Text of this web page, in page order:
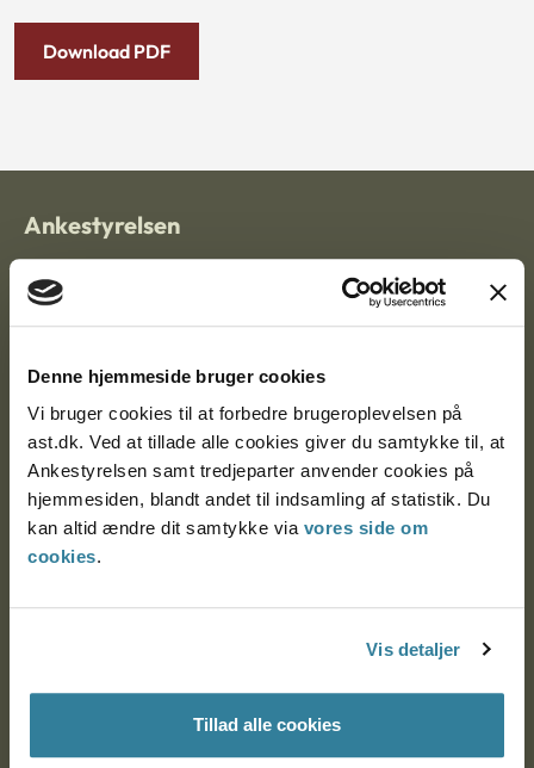
Denne hjemmeside bruger cookies
Vi bruger cookies til at forbedre brugeroplevelsen på
ast.dk. Ved at tillade alle cookies giver du samtykke til, at
Ankestyrelsen samt tredjeparter anvender cookies på
hjemmesiden, blandt andet til indsamling af statistik. Du
kan altid ændre dit samtykke via vores side om
cookies.
Vis detaljer
Tillad alle cookies
Download PDF
Ankestyrelsen
Nytorv 7, 2. sal
Ankestyrelsen Aalborg
Ankestyrelsen København
EAN: 57 98 000 35 48 21
Om Ankestyrelsen